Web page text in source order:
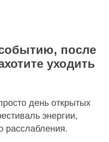
после
уходить
день открытых
энергии,
расслабления.